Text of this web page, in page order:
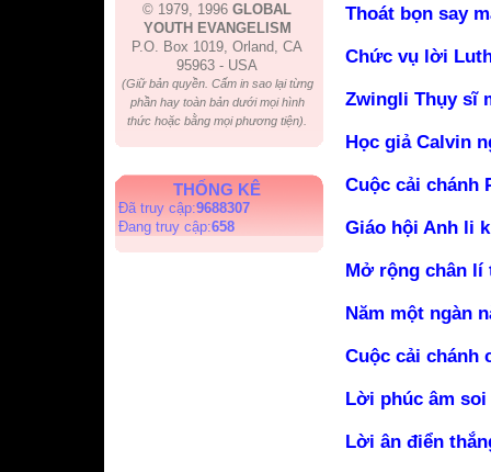
© 1979, 1996 GLOBAL
YOUTH EVANGELISM
P.O. Box 1019, Orland, CA
95963 - USA
(Giữ bản quyền. Cấm in sao lại từng
phần hay toàn bản dưới mọi hình
thức hoặc bằng mọi phương tiện).
THỐNG KÊ
Đã truy cập:9688307
Đang truy cập:658
Thoát bọn say
Chức vụ lời
Zwingli Thụy sĩ
Học giả Calvin
Cuộc cải chánh
Giáo hội Anh li
Mở rộng chân lí
Năm một ngàn
Cuộc cải chánh
Lời phúc âm
Lời ân điển